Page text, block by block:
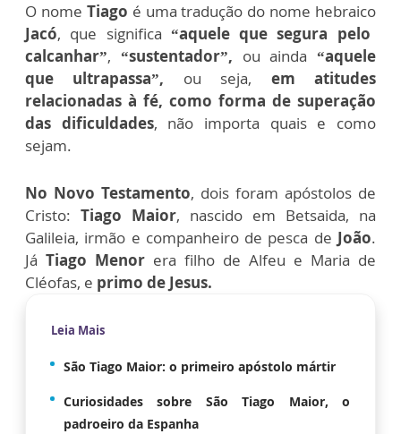
O nome Tiago é uma tradução do nome hebraico
Jacó, que significa “aquele que segura pelo
calcanhar”, “sustentador”, ou ainda “aquele
que ultrapassa”, ou seja, em atitudes
relacionadas à fé, como forma de superação
das dificuldades, não importa quais e como
sejam.
No Novo Testamento, dois foram apóstolos de
Cristo: Tiago Maior, nascido em Betsaida, na
Galileia, irmão e companheiro de pesca de João.
Já Tiago Menor era filho de Alfeu e Maria de
Cléofas, e primo de Jesus.
Leia Mais
São Tiago Maior: o primeiro apóstolo mártir
Curiosidades sobre São Tiago Maior, o
padroeiro da Espanha